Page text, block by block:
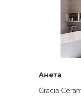
Анета
Gracia